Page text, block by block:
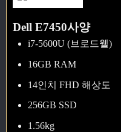
Dell E7450사양
i7-5600U (브로드웰)
16GB RAM
14인치 FHD 해상도
256GB SSD
1.56kg